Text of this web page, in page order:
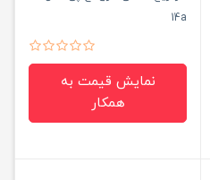
14a
نمایش قیمت به
همکار